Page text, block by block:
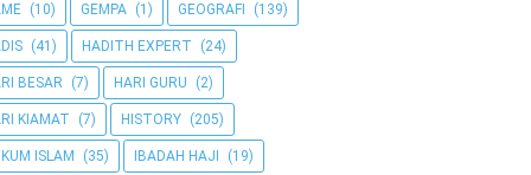
(10) GEMPA (1) GEOGRAFI (139)
(41) HADITH EXPERT (24)
BESAR (7) HARI GURU (2)
KIAMAT (7) HISTORY (205)
ISLAM (35) IBADAH HAJI (19)